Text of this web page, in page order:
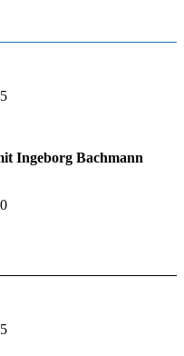
Ingeborg Bachmann